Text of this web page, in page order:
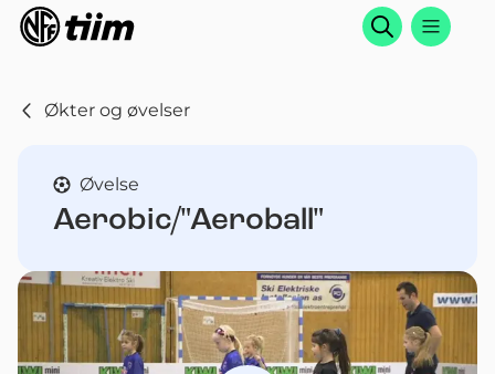
Søk
Økter og øvelser
Øvelse
Aerobic/"Aeroball"